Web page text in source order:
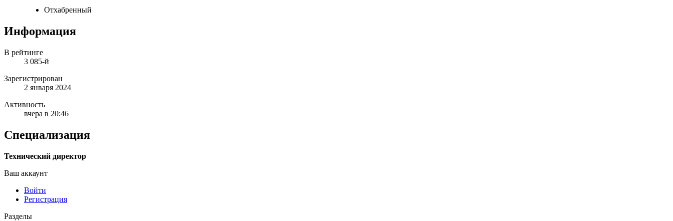
Отхабренный
Информация
В рейтинге
3 085-й
Зарегистрирован
2 января 2024
Активность
вчера в 20:46
Специализация
Технический директор
Ваш аккаунт
Войти
Регистрация
Разделы